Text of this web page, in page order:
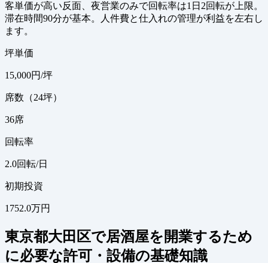
客単価が高い反面、夜営業のみで回転率は1日2回転が上限。
滞在時間90分が基本。人件費と仕入れの管理が利益を左右し
ます。
坪単価
15,000円/坪
席数（24坪）
36席
回転率
2.0回転/日
初期投資
1752.0万円
東京都大田区で居酒屋を開業するため
に必要な許可・設備の基礎知識